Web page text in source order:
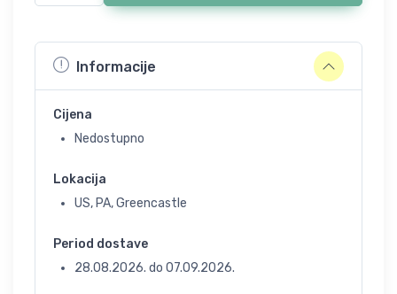
Informacije
Cijena
Nedostupno
Lokacija
US, PA, Greencastle
Period dostave
28.08.2026. do 07.09.2026.